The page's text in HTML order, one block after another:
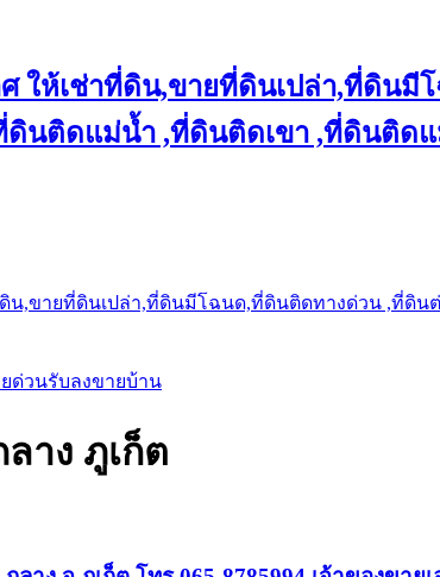
ศ ให้เช่าที่ดิน,ขายที่ดินเปล่า,ที่ดิน
ดินติดแม่น้ำ ,ที่ดินติดเขา ,ที่ดินติด
น,ขายที่ดินเปล่า,ที่ดินมีโฉนด,ที่ดินติดทางด่วน ,ที่ดิน
ด่วนรับลงขายบ้าน
าง ภูเก็ต